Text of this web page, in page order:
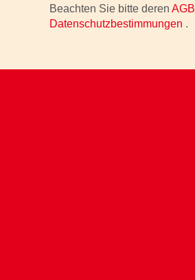
Beachten Sie bitte deren AGB
Datenschutzbestimmungen .